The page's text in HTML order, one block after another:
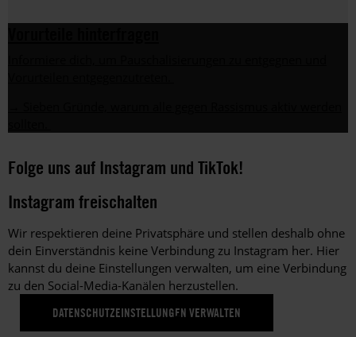
Folge uns auf Instagram und TikTok!
Instagram freischalten
Wir respektieren deine Privatsphäre und stellen deshalb ohne
dein Einverständnis keine Verbindung zu Instagram her. Hier
kannst du deine Einstellungen verwalten, um eine Verbindung
zu den Social-Media-Kanälen herzustellen.
DATENSCHUTZEINSTELLUNGEN VERWALTEN